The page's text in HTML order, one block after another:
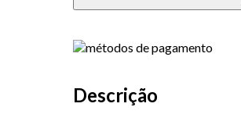
Descrição